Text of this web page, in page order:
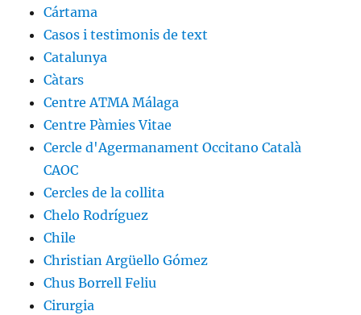
Cártama
Casos i testimonis de text
Catalunya
Càtars
Centre ATMA Málaga
Centre Pàmies Vitae
Cercle d'Agermanament Occitano Català
CAOC
Cercles de la collita
Chelo Rodríguez
Chile
Christian Argüello Gómez
Chus Borrell Feliu
Cirurgia